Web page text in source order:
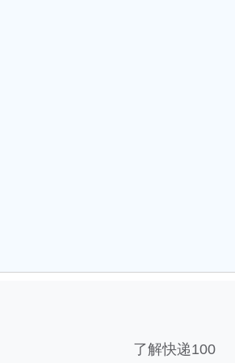
了解快递100